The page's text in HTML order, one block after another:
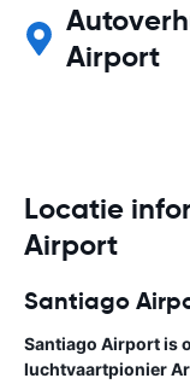
Airport
Locatie
Airport
Santiago
Santiago Airport is
luchtvaartpionier